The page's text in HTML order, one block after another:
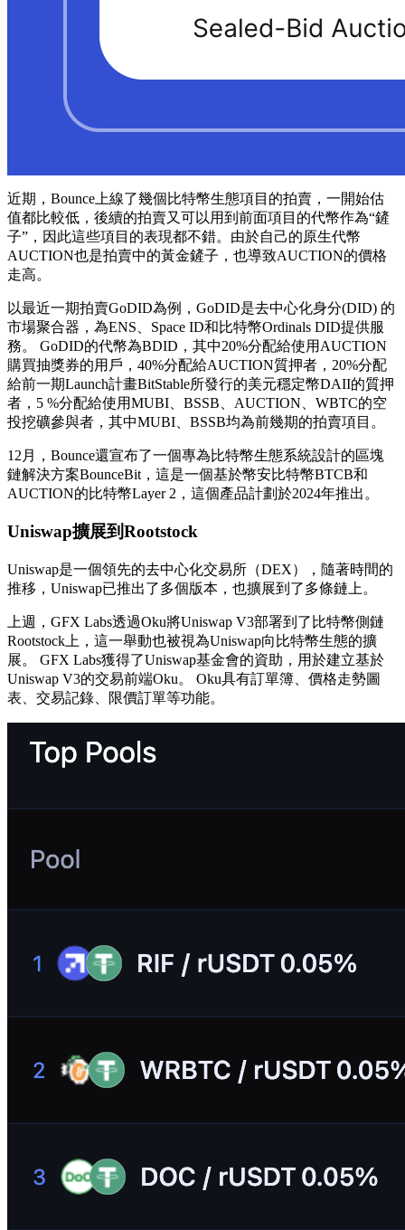
近期，Bounce上線了幾個比特幣生態項目的拍賣，一開始估
值都比較低，後續的拍賣又可以用到前面項目的代幣作為“鏟
子”，因此這些項目的表現都不錯。由於自己的原生代幣
AUCTION也是拍賣中的黃金鏟子，也導致AUCTION的價格
走高。
以最近一期拍賣GoDID為例，GoDID是去中心化身分(DID) 的
市場聚合器，為ENS、Space ID和比特幣Ordinals DID提供服
務。 GoDID的代幣為BDID，其中20%分配給使用AUCTION
購買抽獎券的用戶，40%分配給AUCTION質押者，20%分配
給前一期Launch計畫BitStable所發行的美元穩定幣DAII的質押
者，5 %分配給使用MUBI、BSSB、AUCTION、WBTC的空
投挖礦參與者，其中MUBI、BSSB均為前幾期的拍賣項目。
12月，Bounce還宣布了一個專為比特幣生態系統設計的區塊
鏈解決方案BounceBit，這是一個基於幣安比特幣BTCB和
AUCTION的比特幣Layer 2，這個產品計劃於2024年推出。
Uniswap擴展到Rootstock
Uniswap是一個領先的去中心化交易所（DEX），隨著時間的
推移，Uniswap已推出了多個版本，也擴展到了多條鏈上。
上週，GFX Labs透過Oku將Uniswap V3部署到了比特幣側鏈
Rootstock上，這一舉動也被視為Uniswap向比特幣生態的擴
展。 GFX Labs獲得了Uniswap基金會的資助，用於建立基於
Uniswap V3的交易前端Oku。 Oku具有訂單簿、價格走勢圖
表、交易記錄、限價訂單等功能。